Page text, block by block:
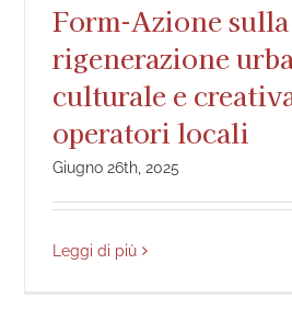
Form-Azione sulla
rigenerazione
culturale e
operatori locali
Giugno 26th, 2025
Leggi di più